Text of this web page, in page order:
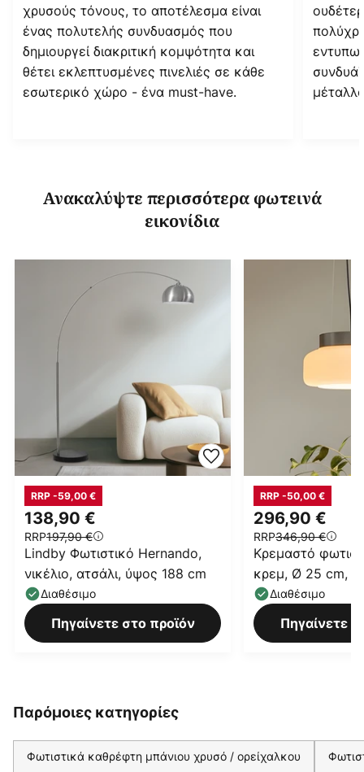
χρυσούς τόνους, το αποτέλεσμα είναι
ένας πολυτελής συνδυασμός που
δημιουργεί διακριτική κομψότητα και
θέτει εκλεπτυσμένες πινελιές σε κάθε
εσωτερικό χώρο - ένα must-have.
Ανακαλύψτε περισσότερα φωτεινά
εικονίδια
138,90 €
RRP197,90 €
RRP -59,00 €
Lindby Φωτιστικό Hernando,
νικέλιο, ατσάλι, ύψος 188 cm
Διαθέσιμο
Πηγαίνετε στο προϊόν
296,90 €
RRP346,90 €
RRP -50,00 €
Κρεμαστό
κρεμ, Ø 25 cm,
Διαθέσιμο
Πηγαίνετε
Παρόμοιες κατηγορίες
Φωτιστικά καθρέφτη μπάνιου χρυσό / ορείχαλκου